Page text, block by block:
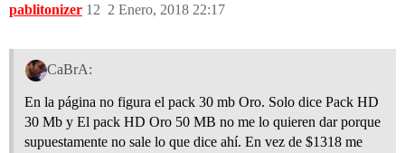
pablitonizer 2 Enero, 2018 22:17
12
CaBrA:
En la página no figura el pack 30 mb Oro. Solo dice Pack HD
30 Mb y El pack HD Oro 50 MB no me lo quieren dar porque
supuestamente no sale lo que dice ahí. En vez de $1318 me